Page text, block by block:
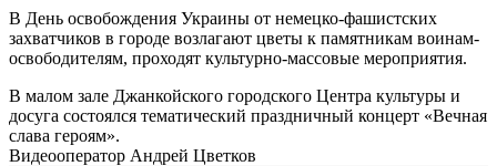
В День освобождения Украины от немецко-фашистских
захватчиков в городе возлагают цветы к памятникам воинам-
освободителям, проходят культурно-массовые мероприятия.
В малом зале Джанкойского городского Центра культуры и
досуга состоялся тематический праздничный концерт «Вечная
слава героям».
Видеооператор Андрей Цветков